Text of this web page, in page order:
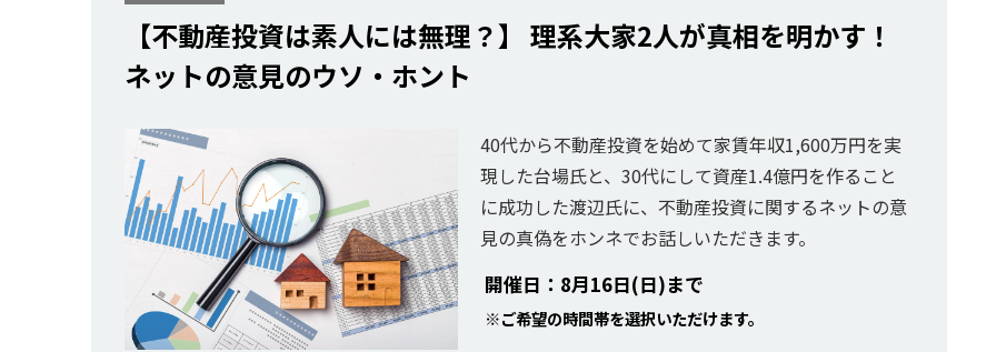
【不動産投資は素人には無理？】 理系大家2人が真相を明かす！
ネットの意見のウソ・ホント
40代から不動産投資を始めて家賃年収1,600万円を実
現した台場氏と、30代にして資産1.4億円を作ること
に成功した渡辺氏に、不動産投資に関するネットの意
見の真偽をホンネでお話しいただきます。
開催日：8月16日(日)まで
※ご希望の時間帯を選択いただけます。